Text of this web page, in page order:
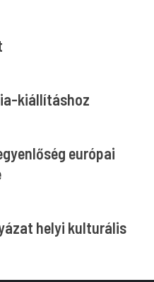
kiállításhoz
európai
helyi kulturális